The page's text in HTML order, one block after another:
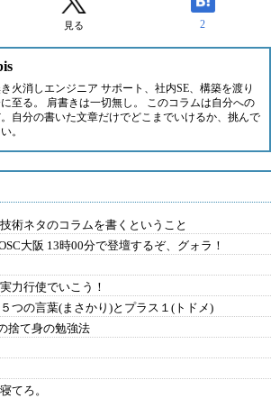
見る 2
火消しエンジニア サポート、社内SE、構築を渡り
至る。 肩書きは一切無し。 このコラムは自分への
自分の書いた文章だけでどこまでいけるか、挑んで
。
術ネタのコラムを書くということ
大阪 13時00分で登壇するぞ、グォラ！
力行使でいこう！
つの言葉(まさかり)とプラス１(トドメ)
捨て身の勉強法
てろ。